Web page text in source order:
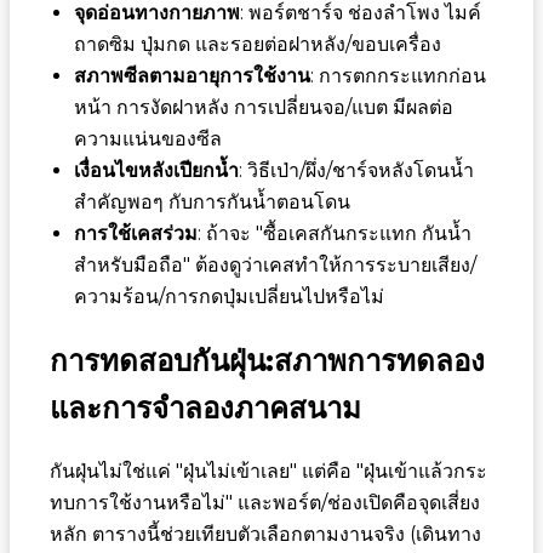
จุดอ่อนทางกายภาพ: พอร์ตชาร์จ ช่องลำโพง ไมค์
ถาดซิม ปุ่มกด และรอยต่อฝาหลัง/ขอบเครื่อง
สภาพซีลตามอายุการใช้งาน: การตกกระแทกก่อน
หน้า การงัดฝาหลัง การเปลี่ยนจอ/แบต มีผลต่อ
ความแน่นของซีล
เงื่อนไขหลังเปียกน้ำ: วิธีเป่า/ผึ่ง/ชาร์จหลังโดนน้ำ
สำคัญพอๆ กับการกันน้ำตอนโดน
การใช้เคสร่วม: ถ้าจะ "ซื้อเคสกันกระแทก กันน้ำ
สำหรับมือถือ" ต้องดูว่าเคสทำให้การระบายเสียง/
ความร้อน/การกดปุ่มเปลี่ยนไปหรือไม่
การทดสอบกันฝุ่น:สภาพการทดลอง
และการจำลองภาคสนาม
กันฝุ่นไม่ใช่แค่ "ฝุ่นไม่เข้าเลย" แต่คือ "ฝุ่นเข้าแล้วกระ
ทบการใช้งานหรือไม่" และพอร์ต/ช่องเปิดคือจุดเสี่ยง
หลัก ตารางนี้ช่วยเทียบตัวเลือกตามงานจริง (เดินทาง